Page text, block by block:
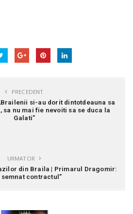
PRECEDENT
si-au dorit dintotdeauna sa
sa nu mai fie nevoiti sa se duca la
Galati”
URMATOR
din Braila | Primarul Dragomir:
semnat contractul”